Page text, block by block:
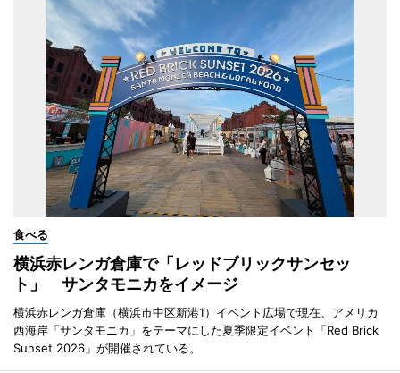
食べる
横浜赤レンガ倉庫で「レッドブリックサンセッ
ト」 サンタモニカをイメージ
横浜赤レンガ倉庫（横浜市中区新港1）イベント広場で現在、アメリカ
西海岸「サンタモニカ」をテーマにした夏季限定イベント「Red Brick
Sunset 2026」が開催されている。